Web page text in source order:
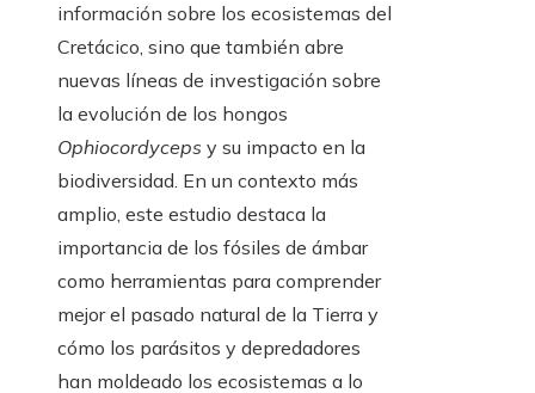
información sobre los ecosistemas del
Cretácico, sino que también abre
nuevas líneas de investigación sobre
la evolución de los hongos
Ophiocordyceps y su impacto en la
biodiversidad. En un contexto más
amplio, este estudio destaca la
importancia de los fósiles de ámbar
como herramientas para comprender
mejor el pasado natural de la Tierra y
cómo los parásitos y depredadores
han moldeado los ecosistemas a lo